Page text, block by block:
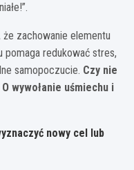
zachowanie elementu
pomaga redukować stres,
samopoczucie. Czy nie
wywołanie uśmiechu i
nowy cel lub